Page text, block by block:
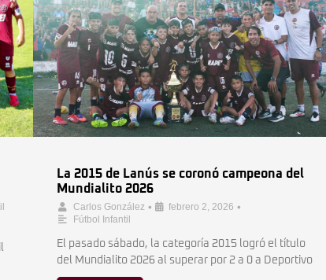
La 2015 de Lanús se coronó campeona del
Mundialito 2026
Carlos González • febrero 2, 2026 •
Fútbol Infantil
El pasado sábado, la categoría 2015 logró el título
del Mundialito 2026 al superar por 2 a 0 a Deportivo